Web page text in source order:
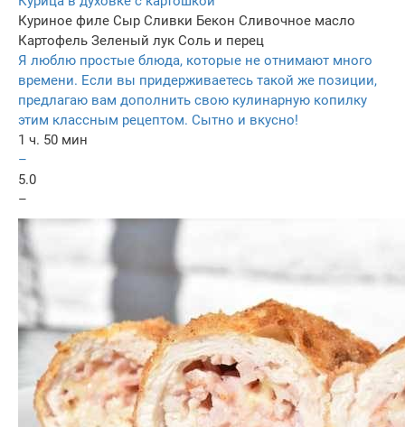
Куриное филе Сыр Сливки Бекон Сливочное масло
Картофель Зеленый лук Соль и перец
Я люблю простые блюда, которые не отнимают много
времени. Если вы придерживаетесь такой же позиции,
предлагаю вам дополнить свою кулинарную копилку
этим классным рецептом. Сытно и вкусно!
1 ч. 50 мин
–
5.0
–